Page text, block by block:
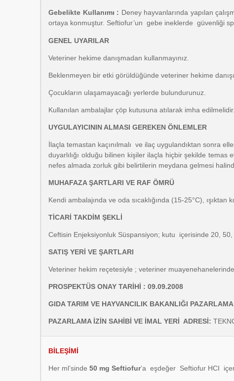
Gebelikte Kullanımı : Deney hayvanlarında yapılan
ortaya konmuştur. Seftiofur’un gebe ineklerde güvenliği
GENEL UYARILAR
Veteriner hekime danışmadan kullanmayınız.
Beklenmeyen bir etki görüldüğünde veteriner hekime
Çocukların ulaşamayacağı yerlerde bulundurunuz.
Kullanılan ambalajlar çöp kutusuna atılarak imha edilmelidir.
UYGULAYICININ ALMASI GEREKEN ÖNLEMLER
İlaçla temastan kaçınılmalı ve ilaç uygulandıktan sonra
duyarlılığı olduğu bilinen kişiler ilaçla hiçbir şekilde
nefes almada zorluk gibi belirtilerin meydana gelmesi
MUHAFAZA ŞARTLARI VE RAF ÖMRÜ
Kendi ambalajında ve oda sıcaklığında (15-25°C),
TİCARİ TAKDİM ŞEKLİ
Ceftisin Enjeksiyonluk Süspansiyon; kutu içerisinde 20,
SATIŞ YERİ VE ŞARTLARI
Veteriner hekim reçetesiyle ; veteriner muayenehanelerinde
PROSPEKTÜS ONAY TARİHİ : 09.09.2008
GIDA TARIM VE HAYVANCILIK BAKANLIĞI
PAZARLAMA İZİN SAHİBİ VE İMAL YERİ ADRESİ:
BİLEŞİMİ
Her ml’sinde 50 mg Seftiofur’a eşdeğer Seftiofur HCI